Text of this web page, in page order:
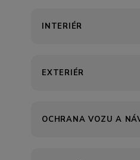
INTERIÉR
EXTERIÉR
OCHRANA VOZU A